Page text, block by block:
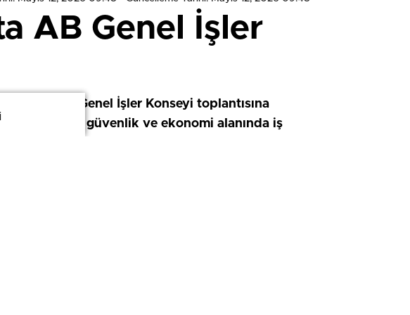
AB Genel İşler
AB Genel İşler Konseyi toplantısına
katılarak güvenlik ve ekonomi alanında iş